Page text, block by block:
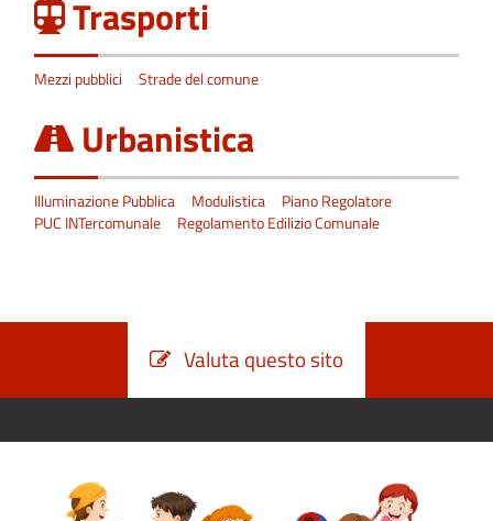
Trasporti
Mezzi pubblici Strade del comune
Urbanistica
Illuminazione Pubblica Modulistica
Piano Regolatore
PUC INTercomunale
Regolamento Edilizio Comunale
Valuta questo sito